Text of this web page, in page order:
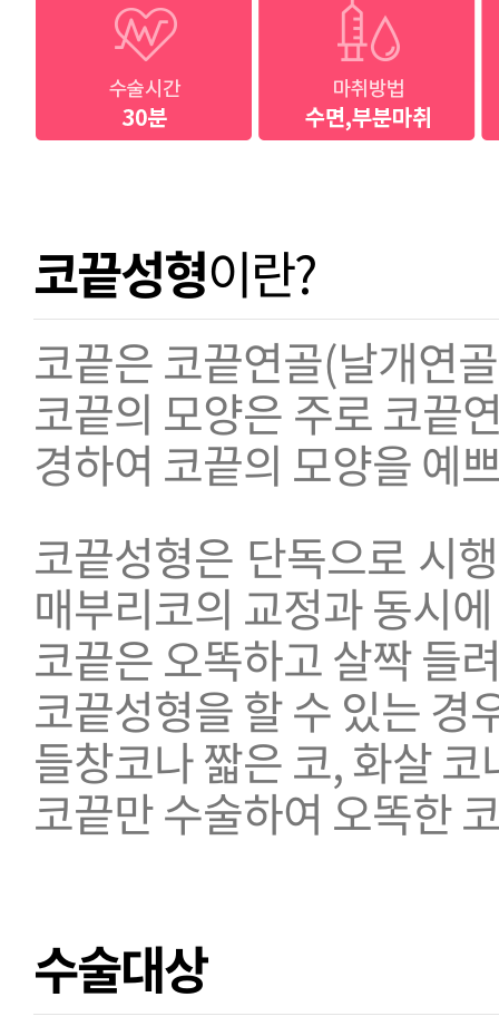
코끝성형이란?
코끝은 코끝연골(날개연
코끝의 모양은 주로 코끝
경하여 코끝의 모양을 예
코끝성형은 단독으로 시
매부리코의 교정과 동시
코끝은 오똑하고 살짝 들
코끝성형을 할 수 있는 경
들창코나 짧은 코, 화살
코끝만 수술하여 오똑한
수술대상